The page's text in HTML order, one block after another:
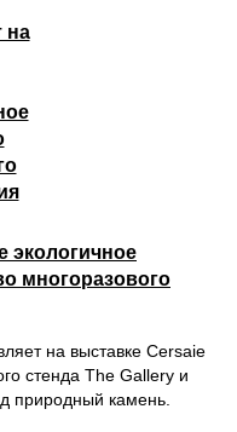
экологичное
многоразового
на выставке Cersaie
стенда The Gallery и
природный камень.